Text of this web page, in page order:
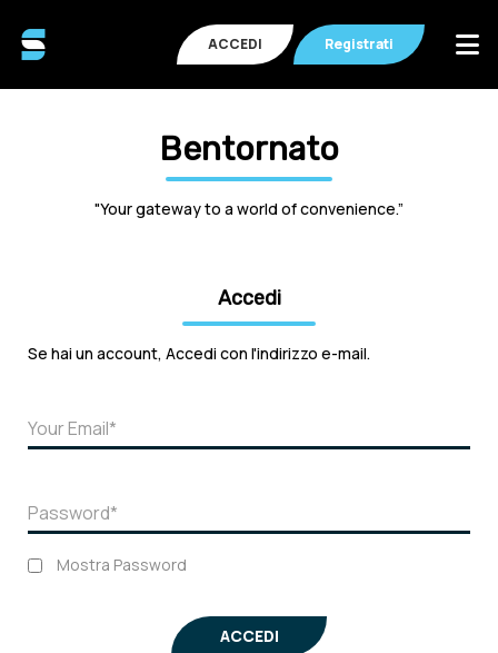
ACCEDI Registrati
Bentornato
"Your gateway to a world of convenience.”
Accedi
Se hai un account, Accedi con l'indirizzo e-mail.
Mostra Password
ACCEDI